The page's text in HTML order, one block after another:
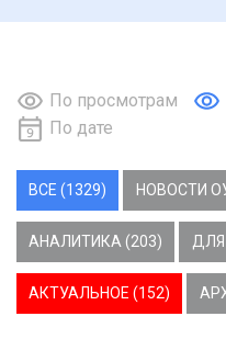
По просмотрам
По дате
ВСЕ (1329) НОВОСТИ
АНАЛИТИКА (203) ДЛЯ
АКТУАЛЬНОЕ (152)